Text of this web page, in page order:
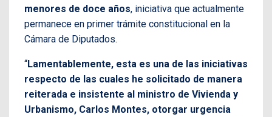
menores de doce años, iniciativa que actualmente
permanece en primer trámite constitucional en la
Cámara de Diputados.
“Lamentablemente, esta es una de las iniciativas
respecto de las cuales he solicitado de manera
reiterada e insistente al ministro de Vivienda y
Urbanismo, Carlos Montes, otorgar urgencia